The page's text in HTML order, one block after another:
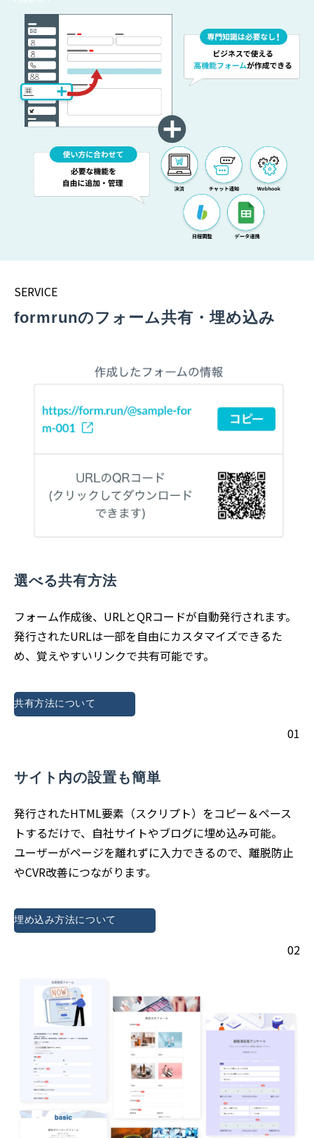
SERVICE
formrunのフォーム共有・埋め込み
選べる共有方法
フォーム作成後、URLとQRコードが自動発行されます。
発行されたURLは一部を自由にカスタマイズできるた
め、覚えやすいリンクで共有可能です。
共有方法について
01
サイト内の設置も簡単
発行されたHTML要素（スクリプト）をコピー＆ペース
トするだけで、自社サイトやブログに埋め込み可能。
ユーザーがページを離れずに入力できるので、離脱防止
やCVR改善につながります。
埋め込み方法について
02